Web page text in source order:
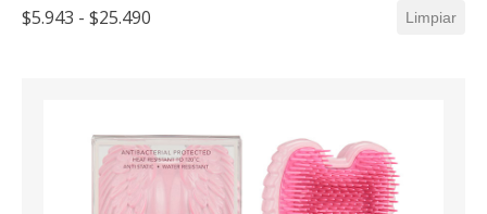
$5.943 - $25.490 Limpiar